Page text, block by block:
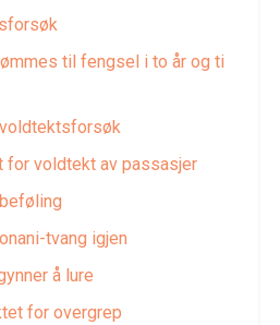
til fengsel i to år og ti
for voldtekt av passasjer
tvang igjen
å lure
for overgrep